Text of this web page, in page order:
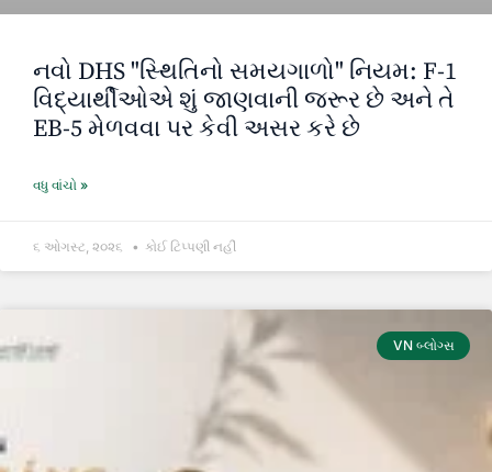
નવો DHS "સ્થિતિનો સમયગાળો" નિયમ: F-1
વિદ્યાર્થીઓએ શું જાણવાની જરૂર છે અને તે
EB-5 મેળવવા પર કેવી અસર કરે છે
વધુ વાંચો »
૬ ઓગસ્ટ, ૨૦૨૬ કોઈ ટિપ્પણી નહીં
VN બ્લોગ્સ